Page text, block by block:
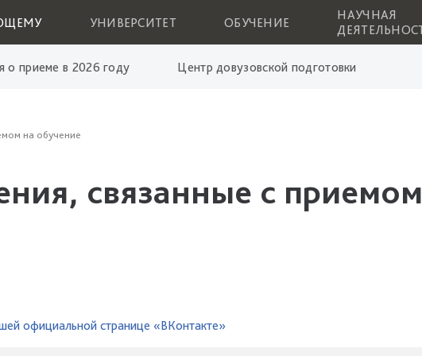
УНИВЕРСИТЕТ ОБУЧЕНИЕ
НАУЧНАЯ
о приеме в 2026 году Центр довузовской подготовки
на обучение
связанные с
официальной странице «ВКонтакте»